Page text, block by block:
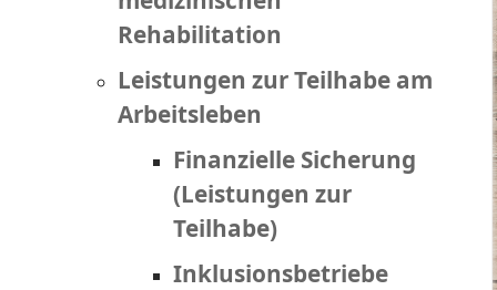
Rehabilitation
Leistungen zur Teilhabe am
Arbeitsleben
Finanzielle Sicherung
(Leistungen zur
Teilhabe)
Inklusionsbetriebe